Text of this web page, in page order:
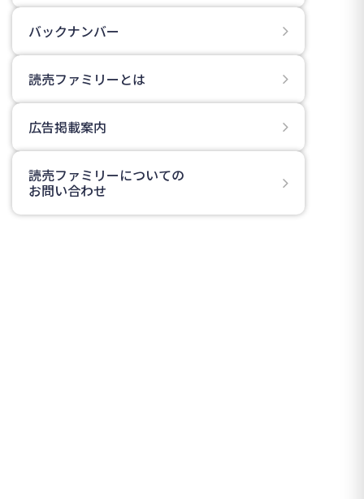
バックナンバー
読売ファミリーとは
広告掲載案内
読売ファミリーについての
お問い合わせ